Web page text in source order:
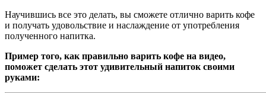
Научившись все это делать, вы сможете отлично варить кофе
и получать удовольствие и наслаждение от употребления
полученного напитка.
Пример того, как правильно варить кофе на видео,
поможет сделать этот удивительный напиток своими
руками: